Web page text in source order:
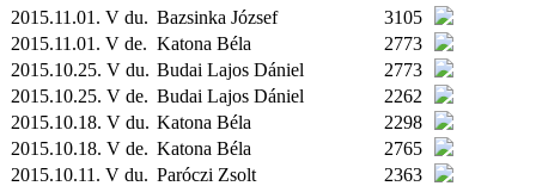
2015.11.01. V du. Bazsinka József
3105
2015.11.01. V de. Katona Béla
2773
2015.10.25. V du. Budai Lajos Dániel
2773
2015.10.25. V de. Budai Lajos Dániel
2262
2015.10.18. V du. Katona Béla
2298
2015.10.18. V de. Katona Béla
2765
2015.10.11. V du. Paróczi Zsolt
2363